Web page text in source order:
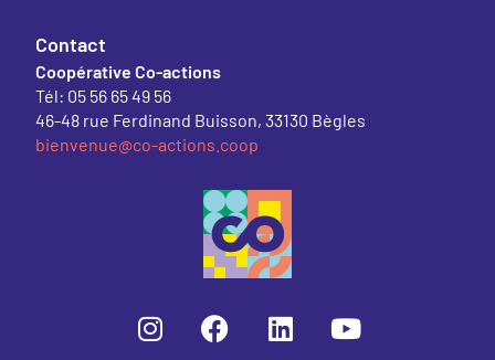
Contact
Coopérative Co-actions
Tél: 05 56 65 49 56
46-48 rue Ferdinand Buisson, 33130 Bègles
bienvenue@co-actions.coop